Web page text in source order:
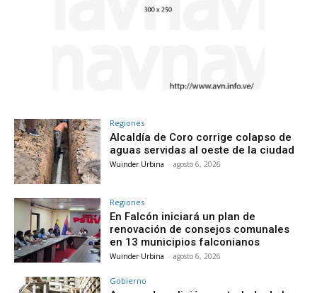
Regiones
Alcaldía de Coro corrige colapso de
aguas servidas al oeste de la ciudad
Wuinder Urbina - agosto 6, 2026
Regiones
En Falcón iniciará un plan de
renovación de consejos comunales
en 13 municipios falconianos
Wuinder Urbina - agosto 6, 2026
Gobierno